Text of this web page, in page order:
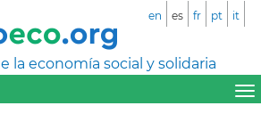
la economía social y solidaria
en es fr pt it